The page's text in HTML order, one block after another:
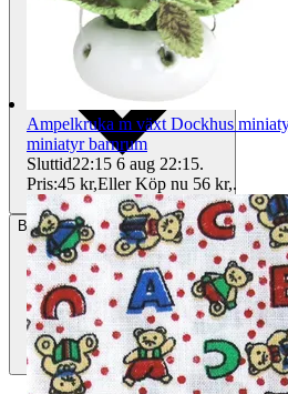
BetalningVia Tradera
Ampelkruka m växt Dockhus
miniatyr barnrum
Sluttid22:15 6 aug 22:15.
Pris:45 kr,Eller Köp nu 56 kr,.